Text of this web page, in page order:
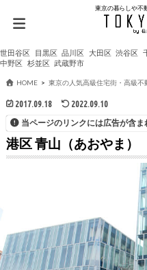
東京の暮らしや不
世田谷区 目黒区 品川区 大田区 渋谷区
中野区 杉並区 武蔵野市
HOME 東京の人気高級住宅街・高級不
2017.09.18 2022.09.10
当ページのリンクには広告が含ま
港区 青山（あおやま）